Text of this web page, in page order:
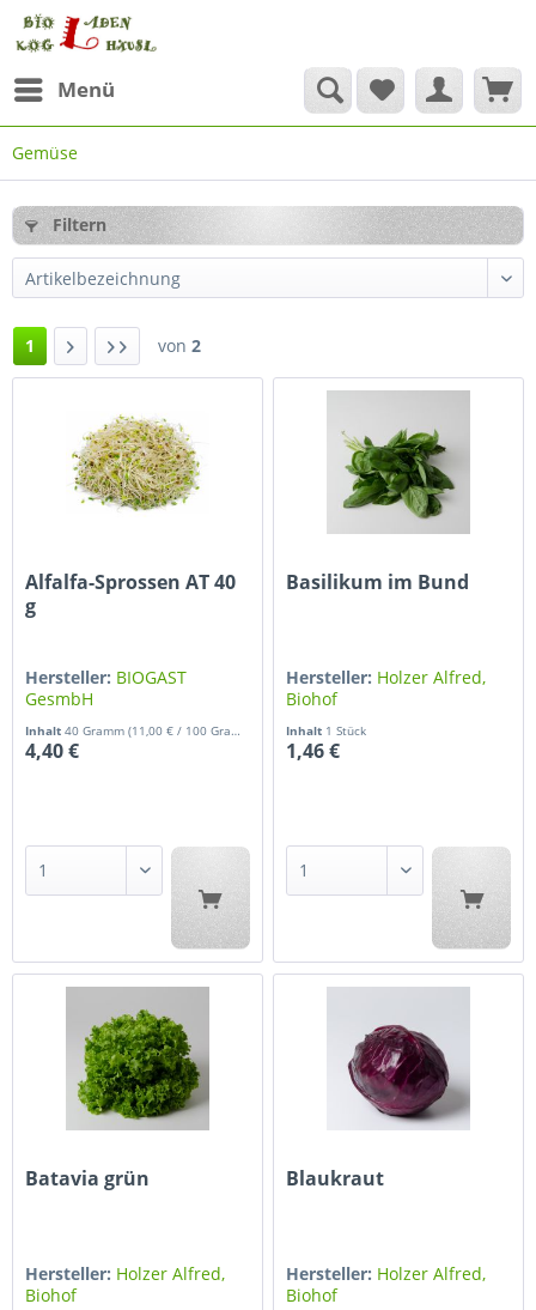
Menü
Gemüse
Filtern
1 von 2
Alfalfa-Sprossen AT 40
g
Hersteller: BIOGAST
GesmbH
Inhalt40 Gramm(11,00 € / 100 Gramm)
4,40 €
Basilikum im Bund
Hersteller: Holzer Alfred,
Biohof
Inhalt 1 Stück
1,46 €
Batavia grün
Hersteller: Holzer Alfred,
Biohof
Blaukraut
Hersteller: Holzer Alfred,
Biohof